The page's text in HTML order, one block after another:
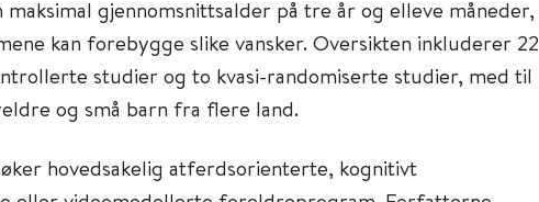
maksimal gjennomsnittsalder på tre år og elleve måneder,
kan forebygge slike vansker. Oversikten inkluderer 22
studier og to kvasi-randomiserte studier, med til
og små barn fra flere land.
hovedsakelig atferdsorienterte, kognitivt